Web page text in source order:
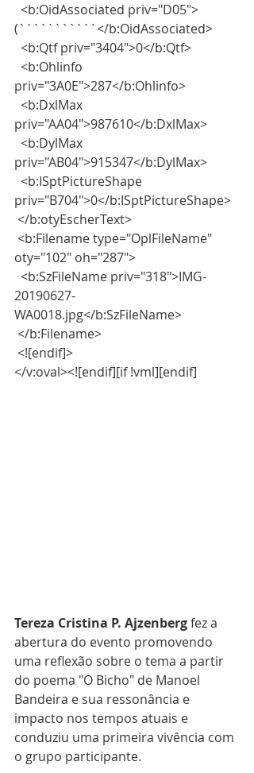
(```````````</b:OidAssociated>
  <b:Qtf priv="3404">0</b:Qtf>
priv="3A0E">287</b:Ohlinfo>
priv="AA04">987610</b:DxlMax>
priv="AB04">915347</b:DylMax>
priv="B704">0</b:ISptPictureShape>
</b:otyEscherText>
oty="102" oh="287">
20190627-
WA0018.jpg</b:SzFileName>
</b:Filename>
<![endif]>
</v:oval><![endif][if !vml][endif]
Tereza Cristina P. Ajzenberg fez a
abertura do evento promovendo
uma reflexão sobre o tema a partir
do poema "O Bicho" de Manoel
Bandeira e sua ressonância e
impacto nos tempos atuais e
conduziu uma primeira vivência com
o grupo participante.